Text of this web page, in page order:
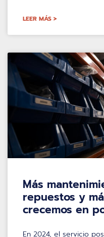
LEER MÁS >
Más
repuestos y
crecemos en
En 2024, el servicio